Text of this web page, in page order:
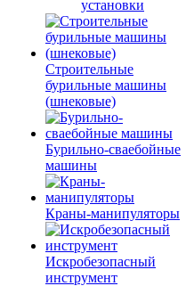
установки
Строительные
бурильные машины
(шнековые)
Бурильно-сваебойные
машины
Краны-манипуляторы
Искробезопасный
инструмент